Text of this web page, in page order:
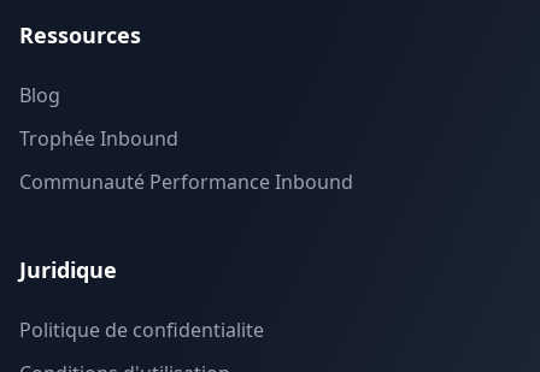
Ressources
Blog
Trophée Inbound
Communauté Performance Inbound
Juridique
Politique de confidentialite